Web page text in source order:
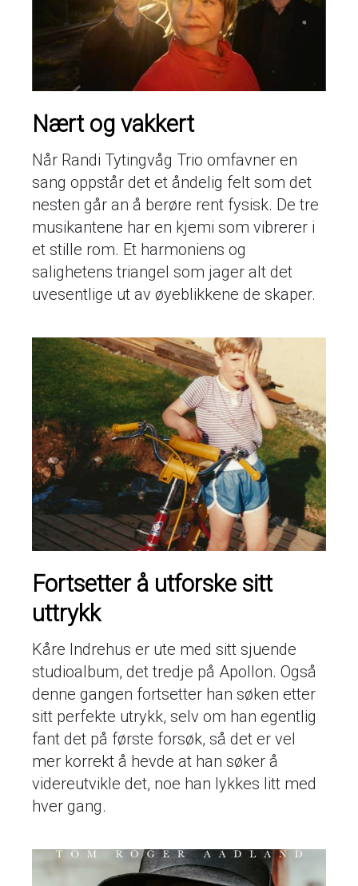
Nært og vakkert
Når Randi Tytingvåg Trio omfavner en
sang oppstår det et åndelig felt som det
nesten går an å berøre rent fysisk. De tre
musikantene har en kjemi som vibrerer i
et stille rom. Et harmoniens og
salighetens triangel som jager alt det
uvesentlige ut av øyeblikkene de skaper.
Fortsetter å utforske sitt
uttrykk
Kåre Indrehus er ute med sitt sjuende
studioalbum, det tredje på Apollon. Også
denne gangen fortsetter han søken etter
sitt perfekte utrykk, selv om han egentlig
fant det på første forsøk, så det er vel
mer korrekt å hevde at han søker å
videreutvikle det, noe han lykkes litt med
hver gang.